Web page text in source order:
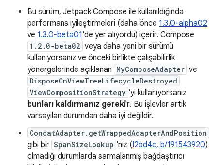
Bu sürüm, Jetpack Compose ile kullanıldığında
performans iyileştirmeleri (daha önce 1.3.0-alpha02
ve 1.3.0-beta01'de yer alıyordu) içerir. Compose
1.2.0-beta02 veya daha yeni bir sürümü
kullanıyorsanız ve önceki birlikte çalışabilirlik
yönergelerinde açıklanan MyComposeAdapter ve
DisposeOnViewTreeLifecycleDestroyed
ViewCompositionStrategy 'yi kullanıyorsanız
bunları kaldırmanız gerekir. Bu işlevler artık
varsayılan durumdan daha iyi değildir.
ConcatAdapter.getWrappedAdapterAndPosition
gibi bir SpanSizeLookup 'niz (I2bd4c, b/191543920)
olmadığı durumlarda sarmalanmış bağdaştırıcı